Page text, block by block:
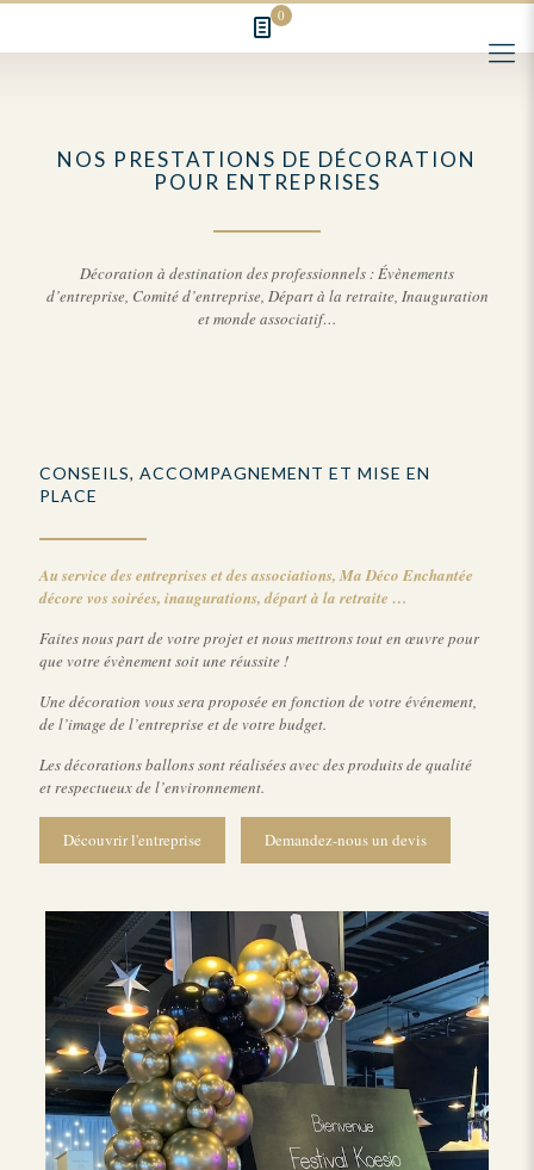
0
NOS PRESTATIONS DE DÉCORATION
POUR ENTREPRISES
Décoration à destination des professionnels : Évènements
d’entreprise, Comité d’entreprise, Départ à la retraite, Inauguration
et monde associatif…
CONSEILS, ACCOMPAGNEMENT ET MISE EN
PLACE
Au service des entreprises et des associations, Ma Déco Enchantée
décore vos soirées, inaugurations, départ à la retraite …
Faites nous part de votre projet et nous mettrons tout en œuvre pour
que votre évènement soit une réussite !
Une décoration vous sera proposée en fonction de votre événement,
de l’image de l’entreprise et de votre budget.
Les décorations ballons sont réalisées avec des produits de qualité
et respectueux de l’environnement.
Découvrir l'entreprise Demandez-nous un devis